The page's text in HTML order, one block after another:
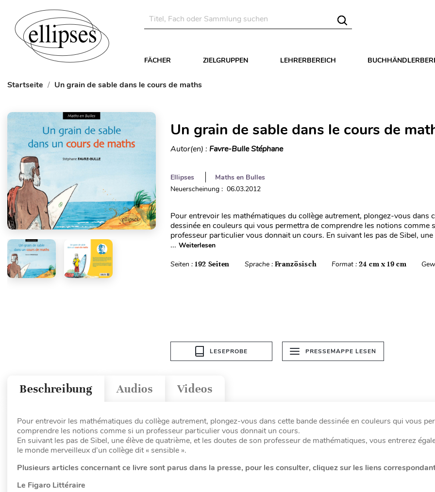
FÄCHER ZIELGRUPPEN LEHRERBEREICH
Startseite Un grain de sable dans le cours de maths
Un grain de sable dans le cours de
Autor(en) : Favre-Bulle Stéphane
Ellipses
Maths en Bulles
Neuerscheinung : 06.03.2012
Pour entrevoir les mathématiques du collège autrement, plongez-vous dans
dessinée en couleurs qui vous permettra de comprendre les notions comme
professeur particulier vous donnait un cours. En suivant les pas de Sibel, une
... Weiterlesen
Seiten : 192 Seiten Sprache : Französisch Format : 24 cm x 19 cm
LESEPROBE PRESSEMAPPE LESEN
Videos
Audios
Beschreibung
Pour entrevoir les mathématiques du collège autrement, plongez-vous dans cette bande dessinée en couleurs qui vous
comprendre les notions comme si un professeur particulier vous donnait un cours.
En suivant les pas de Sibel, une élève de quatrième, et les doutes de son professeur de mathématiques, vous entrerez
le monde merveilleux d’un collège dit « sensible ».
Plusieurs articles concernant ce livre sont parus dans la presse, pour les consulter, cliquez sur les liens
Le Figaro Littéraire